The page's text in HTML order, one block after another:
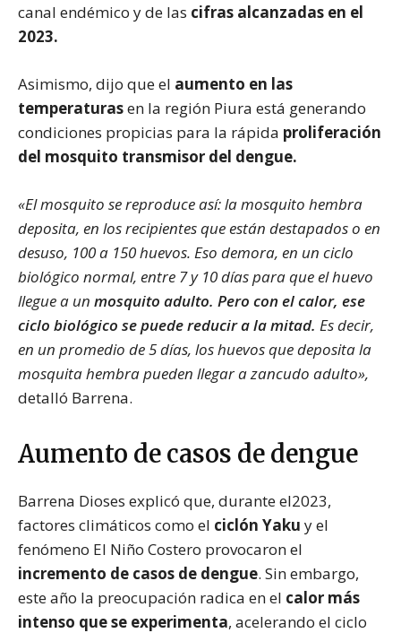
canal endémico y de las cifras alcanzadas en el
2023.
Asimismo, dijo que el aumento en las
temperaturasen la región Piura está generando
condiciones propicias para la rápida proliferación
del mosquito transmisor del dengue.
«El mosquito se reproduce así: la mosquito hembra
deposita, en los recipientes que están destapados o en
desuso, 100 a 150 huevos. Eso demora, en un ciclo
biológico normal, entre 7 y 10 días para que el huevo
llegue a un mosquito adulto. Pero con el calor, ese
ciclo biológico se puede reducir a la mitad. Es decir,
en un promedio de 5 días, los huevos que deposita la
mosquita hembra pueden llegar a zancudo adulto»,
detalló Barrena.
Aumento de casos de dengue
Barrena Dioses explicó que, durante el2023,
factores climáticos como el ciclón Yaku y el
fenómeno El Niño Costero provocaron el
incremento de casos de dengue. Sin embargo,
este año la preocupación radica en el calor más
intenso que se experimenta, acelerando el ciclo